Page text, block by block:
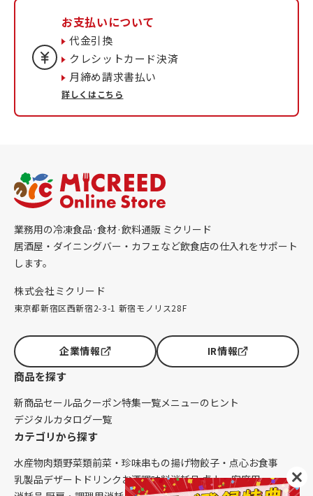
お支払いについて
代金引換
クレシットカード決済
月締め請求書払い
詳しくはこちら
業務用の冷凍食品·食材·飲料通販 ミクリード
居酒屋・ダイニングバー・カフェなど飲食店の仕入れをサポート
します。
株式会社ミクリード
東京都新宿区西新宿2-3-1 新宿モノリス28F
企業情報 IR情報
商品を探す
新商品セール品クーポン特集一覧メニューのヒント
デジタルカタログ一覧
カテゴリから探す
水産物肉類野菜類前菜・珍味串もの揚げ物餃子・点心お食事
乳製品デザート ドリンク お酒調味料消耗品 卓上・客席用